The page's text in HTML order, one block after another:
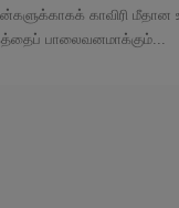
காவிரி மீதான
பாலைவனமாக்கும்...